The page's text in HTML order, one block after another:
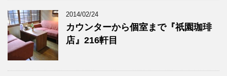
2014/02/24
カウンターから個室まで『祇園珈琲
店』216軒目